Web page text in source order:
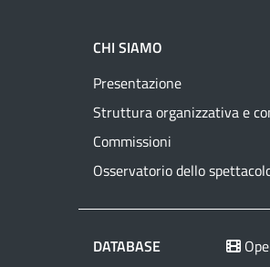
CHI SIAMO
Presentazione
Struttura organizzativa e
Commissioni
Osservatorio dello
DATABASE